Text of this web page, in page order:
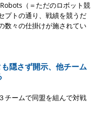
（＝ただのロボット競
プトの通り、戦績を競うだ
数々の仕掛けが施されてい
隠さず開示、他チーム
チームで同盟を組んで対戦